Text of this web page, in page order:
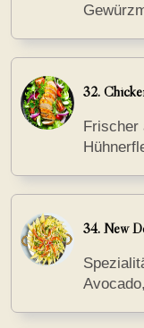
32.
Frischer
34. New